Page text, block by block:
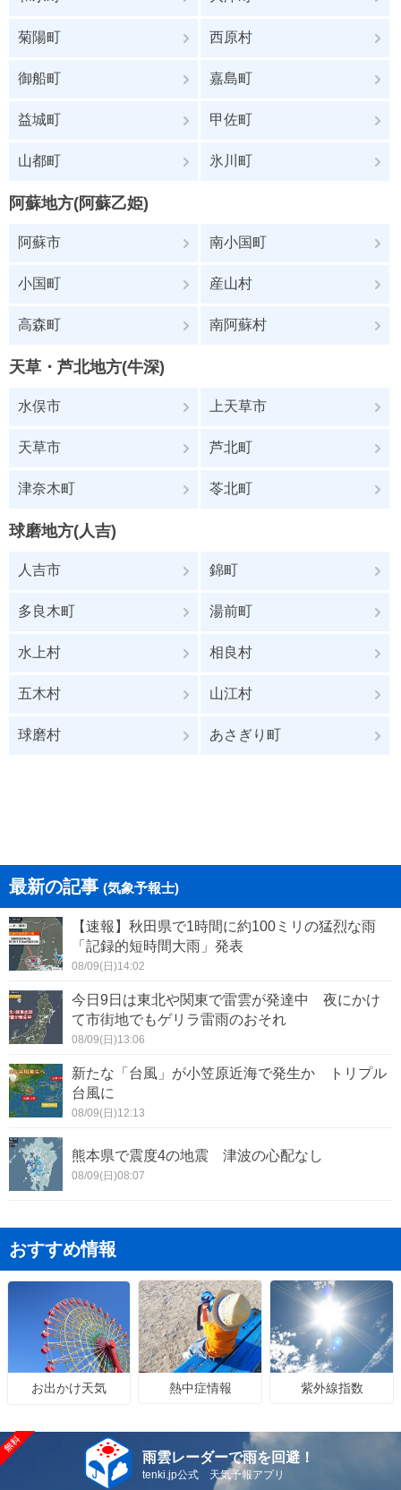
菊陽町 西原村
御船町 嘉島町
益城町 甲佐町
山都町 氷川町
阿蘇地方(阿蘇乙姫)
阿蘇市 南小国町
小国町 産山村
高森町 南阿蘇村
天草・芦北地方(牛深)
水俣市 上天草市
天草市 芦北町
津奈木町 苓北町
球磨地方(人吉)
人吉市 錦町
多良木町 湯前町
水上村 相良村
五木村 山江村
球磨村 あさぎり町
最新の記事 (気象予報士)
【速報】秋田県で1時間に約100ミリの猛烈な雨
「記録的短時間大雨」発表
08/09(日)14:02
今日9日は東北や関東で雷雲が発達中 夜にかけ
て市街地でもゲリラ雷雨のおそれ
08/09(日)13:06
新たな「台風」が小笠原近海で発生か トリプル
台風に
08/09(日)12:13
熊本県で震度4の地震 津波の心配なし
08/09(日)08:07
おすすめ情報
お出かけ天気 熱中症情報 紫外線指数
雨雲レーダーで雨を回避！
tenki.jp公式 天気予報アプリ